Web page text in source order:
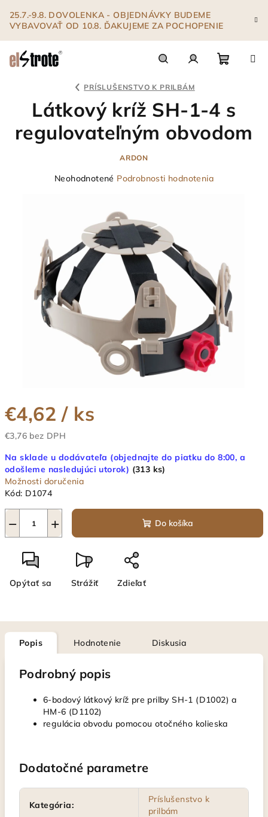
obsah
25.7.-9.8. DOVOLENKA - OBJEDNÁVKY BUDEME
VYBAVOVAŤ OD 10.8. ĎAKUJEME ZA POCHOPENIE
košík
PRÍSLUŠENSTVO K PRILBÁM
€4,62/ ks
€3,76 bez DPH
cena:
Na sklade u dodávateľa (objednajte do piatku do 8:00, a
odošleme nasledujúci utorok) (313 ks)
Možnosti doručenia
Kód: D1074
+
− Do košíka
Opýtať sa Strážiť Zdieľať
Látkový kríž SH-1-4 s
regulovateľným obvodom
ARDON
Priemerné
hviezdičiek.
Neohodnotené Podrobnosti hodnotenia
Popis Hodnotenie Diskusia
Podrobný popis
6-bodový látkový kríž pre prilby SH-1 (D1002) a
HM-6 (D1102)
regulácia obvodu pomocou otočného kolieska
Dodatočné parametre
Kategória:
Príslušenstvo k
prilbám